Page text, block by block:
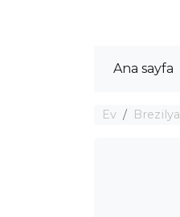
Ana sayfa
Ev Brezilya